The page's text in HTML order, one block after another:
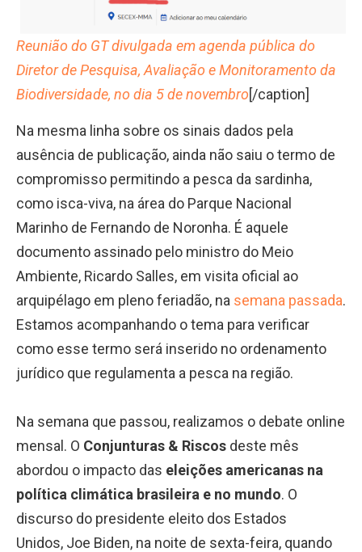
Reunião do GT divulgada em agenda pública do
Diretor de Pesquisa, Avaliação e Monitoramento da
Biodiversidade, no dia 5 de novembro[/caption]
Na mesma linha sobre os sinais dados pela
ausência de publicação, ainda não saiu o termo de
compromisso permitindo a pesca da sardinha,
como isca-viva, na área do Parque Nacional
Marinho de Fernando de Noronha. É aquele
documento assinado pelo ministro do Meio
Ambiente, Ricardo Salles, em visita oficial ao
arquipélago em pleno feriadão, na semana passada.
Estamos acompanhando o tema para verificar
como esse termo será inserido no ordenamento
jurídico que regulamenta a pesca na região.
Na semana que passou, realizamos o debate online
mensal. O Conjunturas & Riscos deste mês
abordou o impacto das eleições americanas na
política climática brasileira e no mundo. O
discurso do presidente eleito dos Estados
Unidos, Joe Biden, na noite de sexta-feira, quando